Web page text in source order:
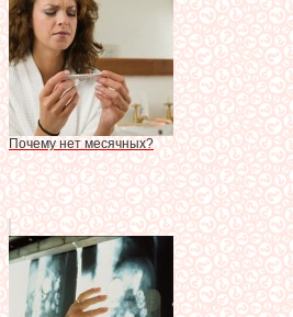
Почему нет месячных?